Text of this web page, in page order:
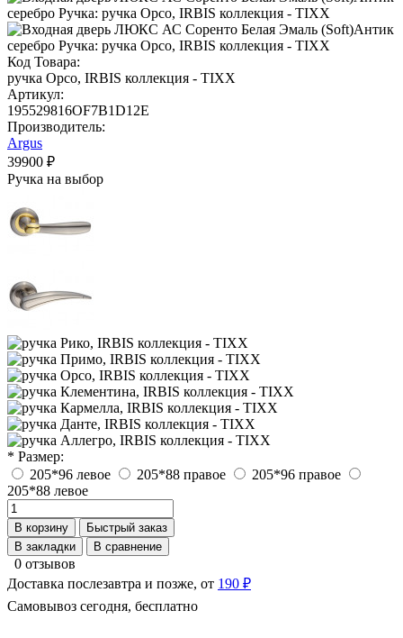
Код Товара:
ручка Орсо, IRBIS коллекция - TIXX
Артикул:
195529816OF7B1D12E
Производитель:
Argus
39900 ₽
Ручка на выбор
* Размер:
205*96 левое
205*88 правое
205*96 правое
205*88 левое
В корзину
Быстрый заказ
В закладки
В сравнение
0 отзывов
Доставка послезавтра и позже, от 190 ₽
Самовывоз сегодня, бесплатно